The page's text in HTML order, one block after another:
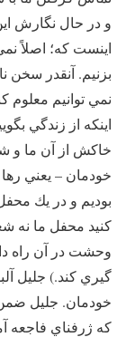
و در حال نگارش
اينست كه؛‌ اصلاً
بزنيم. آنقدر سخن
نمي توانيم معلوم
اينكه از زندگي
خاكش از آن ما و
خودمان – يعني
بوديم و در يك
كنيد محفل ما نه
وحشت در آن راه
گيري كند.) جليل
خودمان. جليل
كه ژرفناي فاجعه